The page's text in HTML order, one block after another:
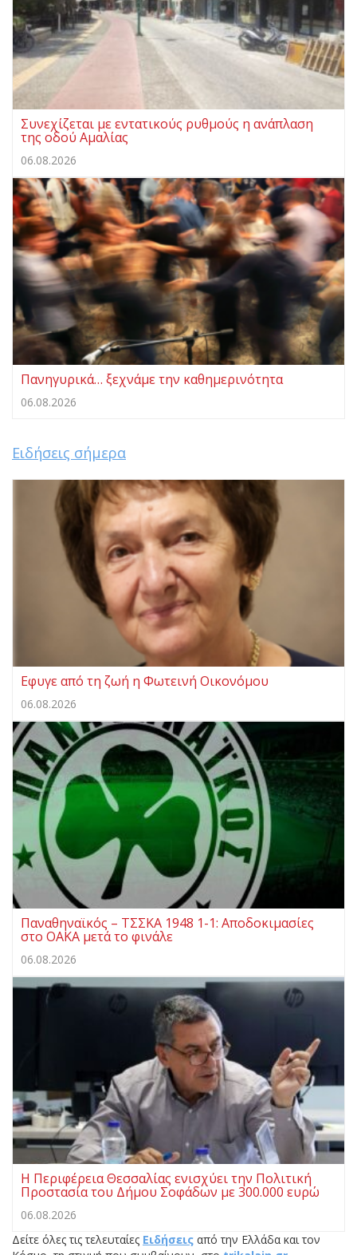
Συνεχίζεται με εντατικούς ρυθμούς η ανάπλαση
της οδού Αμαλίας
06.08.2026
Πανηγυρικά… ξεχνάμε την καθημερινότητα
06.08.2026
Ειδήσεις σήμερα
Eφυγε από τη ζωή η Φωτεινή Οικονόμου
06.08.2026
Παναθηναϊκός – ΤΣΣΚΑ 1948 1-1: Αποδοκιμασίες
στο ΟΑΚΑ μετά το φινάλε
06.08.2026
Η Περιφέρεια Θεσσαλίας ενισχύει την Πολιτική
Προστασία του Δήμου Σοφάδων με 300.000 ευρώ
06.08.2026
Δείτε όλες τις τελευταίες Ειδήσεις από την Ελλάδα και τον